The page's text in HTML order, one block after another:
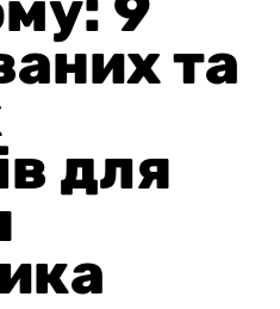
та
для